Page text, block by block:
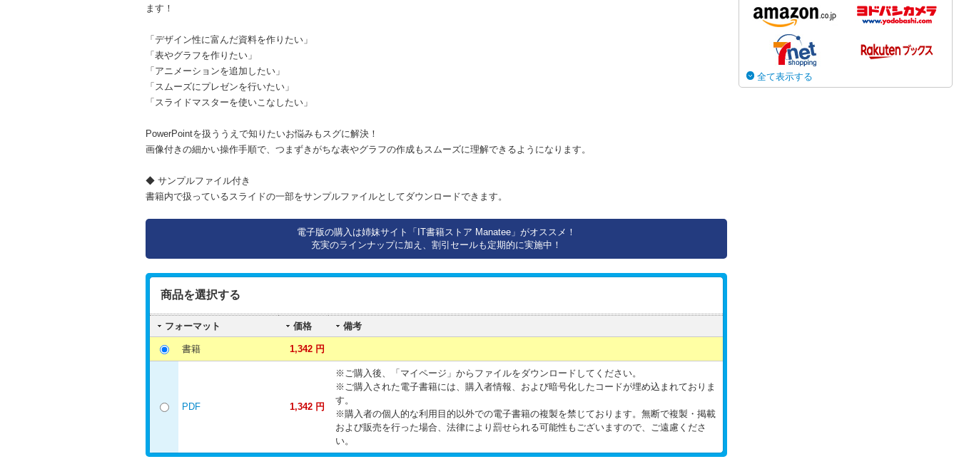
ます！
「デザイン性に富んだ資料を作りたい」
「表やグラフを作りたい」
「アニメーションを追加したい」
「スムーズにプレゼンを行いたい」
「スライドマスターを使いこなしたい」
PowerPointを扱ううえで知りたいお悩みもスグに解決！
画像付きの細かい操作手順で、つまずきがちな表やグラフの作成もスムーズに理解できるようになります。
◆ サンプルファイル付き
書籍内で扱っているスライドの一部をサンプルファイルとしてダウンロードできます。
電子版の購入は姉妹サイト「IT書籍ストア Manatee」がオススメ！
充実のラインナップに加え、割引セールも定期的に実施中！
商品を選択する
フォーマット 価格 備考
書籍 1,342 円
PDF 1,342 円
※ご購入後、「マイページ」からファイルをダウンロードしてください。
※ご購入された電子書籍には、購入者情報、および暗号化したコードが埋め込まれておりま
す。
※購入者の個人的な利用目的以外での電子書籍の複製を禁じております。無断で複製・掲載
および販売を行った場合、法律により罰せられる可能性もございますので、ご遠慮くださ
い。
全て表示する